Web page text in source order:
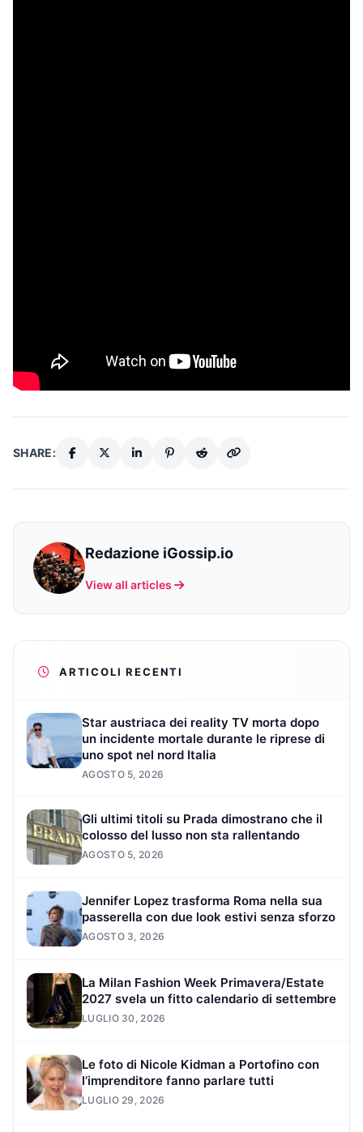
SHARE:
Redazione iGossip.io
View all articles
ARTICOLI RECENTI
Star austriaca dei reality TV morta dopo
un incidente mortale durante le riprese di
uno spot nel nord Italia
AGOSTO 5, 2026
Gli ultimi titoli su Prada dimostrano che il
colosso del lusso non sta rallentando
AGOSTO 5, 2026
Jennifer Lopez trasforma Roma nella sua
passerella con due look estivi senza sforzo
AGOSTO 3, 2026
La Milan Fashion Week Primavera/Estate
2027 svela un fitto calendario di settembre
LUGLIO 30, 2026
Le foto di Nicole Kidman a Portofino con
l’imprenditore fanno parlare tutti
LUGLIO 29, 2026